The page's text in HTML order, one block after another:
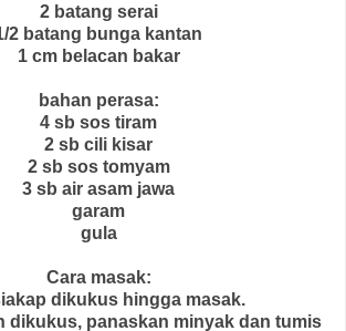
2 batang serai
2 batang bunga kantan
1 cm belacan bakar
bahan perasa:
4 sb sos tiram
2 sb cili kisar
2 sb sos tomyam
3 sb air asam jawa
garam
gula
Cara masak:
dikukus hingga masak.
dikukus, panaskan minyak dan tumis